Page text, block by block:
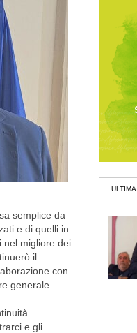
semplice da
e di quelli in
nel migliore dei
il
con
generale
e gli
ULTIMA